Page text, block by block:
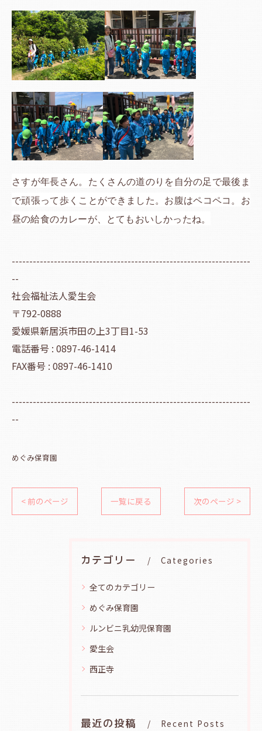
さすが年長さん。たくさんの道のりを自分の足で最後ま
で頑張って歩くことができました。お腹はペコペコ。お
昼の給食のカレーが、とてもおいしかったね。
--------------------------------------------------------------------
--
社会福祉法人愛生会
〒792-0888
愛媛県新居浜市田の上3丁目1-53
電話番号 : 0897-46-1414
FAX番号 : 0897-46-1410
--------------------------------------------------------------------
--
めぐみ保育園
< 前のページ 一覧に戻る 次のページ >
カテゴリー Categories
全てのカテゴリー
めぐみ保育園
ルンビニ乳幼児保育園
愛生会
西正寺
最近の投稿 Recent Posts